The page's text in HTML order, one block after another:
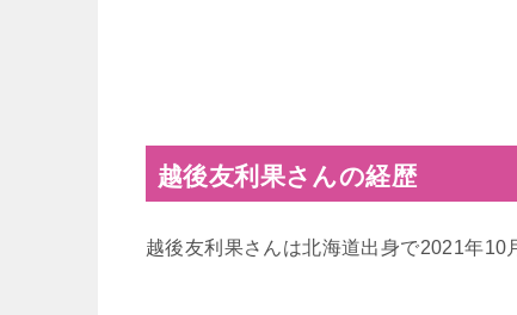
越後友利果さんの経歴
越後友利果さんは北海道出身で2021年10